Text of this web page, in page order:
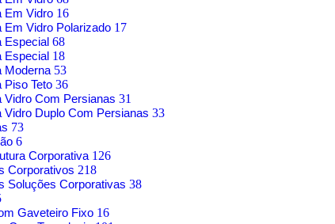
Em Vidro 16
Em Vidro Polarizado 17
Especial 68
Especial 18
Moderna 53
Piso Teto 36
Vidro Com Persianas 31
Vidro Duplo Com Persianas 33
73
6
Corporativa 126
Corporativos 218
Soluções Corporativas 38
Gaveteiro Fixo 16